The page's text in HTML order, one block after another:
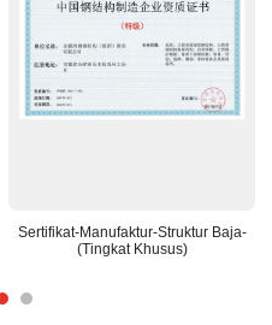
Sertifikat-Manufaktur-Struktur Baja-
(Tingkat Khusus)